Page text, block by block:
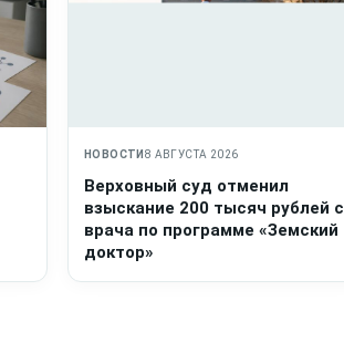
НОВОСТИ 8 АВГУСТА 2026
Верховный суд отменил
взыскание 200 тысяч рублей с
врача по программе «Земский
доктор»